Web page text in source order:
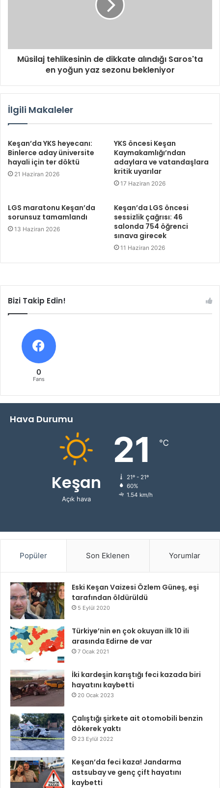
Müsilaj tehlikesinin de dikkate alındığı Saros'ta
en yoğun yaz sezonu bekleniyor
İlgili Makaleler
Keşan’da YKS heyecanı:
Binlerce aday üniversite
hayali için ter döktü
21 Haziran 2026
YKS öncesi Keşan
Kaymakamlığı’ndan
adaylara ve vatandaşlara
kritik uyarılar
17 Haziran 2026
LGS maratonu Keşan’da
sorunsuz tamamlandı
13 Haziran 2026
Keşan’da LGS öncesi
sessizlik çağrısı: 46
salonda 754 öğrenci
sınava girecek
11 Haziran 2026
Bizi Takip Edin!
0
Fans
Hava Durumu
Keşan
Açık hava
21 ℃
21º - 21º
60%
1.54 km/h
Popüler Son Eklenen Yorumlar
Eski Keşan Vaizesi Özlem Güneş, eşi
tarafından öldürüldü
5 Eylül 2020
Türkiye’nin en çok okuyan ilk 10 ili
arasında Edirne de var
7 Ocak 2021
İki kardeşin karıştığı feci kazada biri
hayatını kaybetti
20 Ocak 2023
Çalıştığı şirkete ait otomobili benzin
dökerek yaktı
23 Eylül 2022
Keşan’da feci kaza! Jandarma
astsubay ve genç çift hayatını
kaybetti